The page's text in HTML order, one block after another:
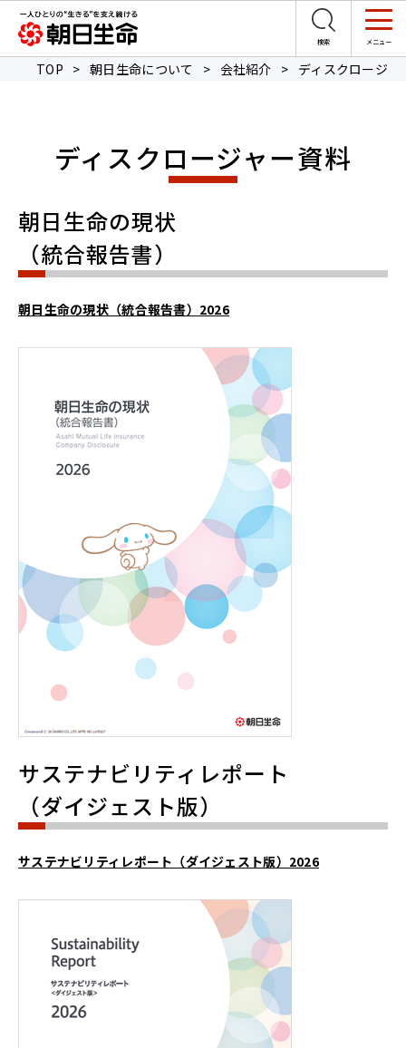
TOP > 朝日生命について > 会社紹介 > ディスクロージャ
ディスクロージャー資料
朝日生命の現状
（統合報告書）
朝日生命の現状（統合報告書）2026
サステナビリティレポート
（ダイジェスト版）
サステナビリティレポート（ダイジェスト版）2026